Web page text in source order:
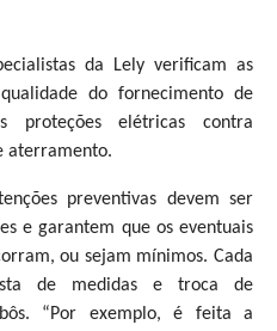
da Lely verificam as
do fornecimento de
proteções elétricas contra
aterramento.
preventivas devem ser
e garantem que os eventuais
ou sejam mínimos. Cada
de medidas e troca de
“Por exemplo, é feita a